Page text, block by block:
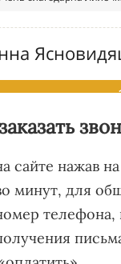
сайте нажав
минут, для
телефона,